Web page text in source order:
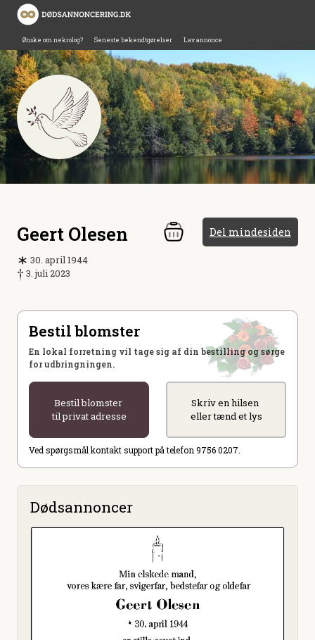
Ønske om nekrolog? Seneste bekendtgørelser Lav annonce
Geert Olesen Del mindesiden
30. april 1944
3. juli 2023
Bestil blomster
En lokal forretning vil tage sig af din bestilling og sørge
for udbringningen.
Bestil blomster
til privat adresse
Skriv en hilsen
eller tænd et lys
Ved spørgsmål kontakt support på telefon 9756 0207.
Dødsannoncer